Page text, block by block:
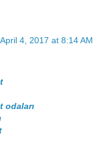
April 4, 2017 at 8:14 AM
odaları